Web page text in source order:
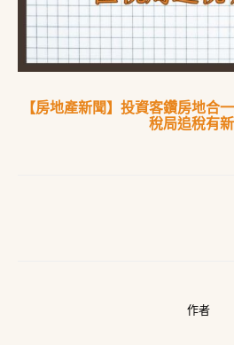
【房地產新聞】投資客鑽房地合
稅局追稅有
作者